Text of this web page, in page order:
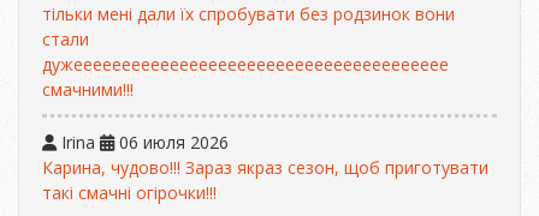
тільки мені дали їх спробувати без родзинок вони
стали
дужеееееееееееееееееееееееееееееееееееееее
смачними!!!
Irina
06 июля 2026
Карина, чудово!!! Зараз якраз сезон, щоб приготувати
такі смачні огірочки!!!